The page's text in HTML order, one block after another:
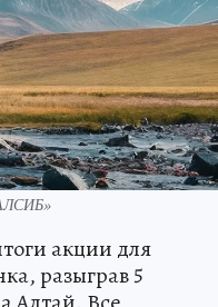
акции для
разыграв 5